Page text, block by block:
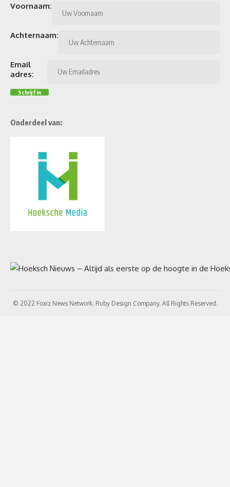
Voornaam:
Achternaam:
Email
adres:
Onderdeel van:
© 2022 Foxiz News Network. Ruby Design Company. All Rights Reserved.